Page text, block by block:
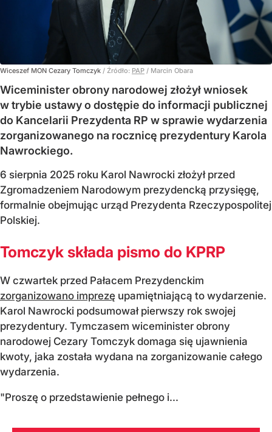
Wiceszef MON Cezary Tomczyk / Źródło: PAP / Marcin Obara
Wiceminister obrony narodowej złożył wniosek
w trybie ustawy o dostępie do informacji publicznej
do Kancelarii Prezydenta RP w sprawie wydarzenia
zorganizowanego na rocznicę prezydentury Karola
Nawrockiego.
6 sierpnia 2025 roku Karol Nawrocki złożył przed
Zgromadzeniem Narodowym prezydencką przysięgę,
formalnie obejmując urząd Prezydenta Rzeczypospolitej
Polskiej.
Tomczyk składa pismo do KPRP
W czwartek przed Pałacem Prezydenckim
zorganizowano imprezę upamiętniającą to wydarzenie.
Karol Nawrocki podsumował pierwszy rok swojej
prezydentury. Tymczasem wiceminister obrony
narodowej Cezary Tomczyk domaga się ujawnienia
kwoty, jaka została wydana na zorganizowanie całego
wydarzenia.
"Proszę o przedstawienie pełnego i...